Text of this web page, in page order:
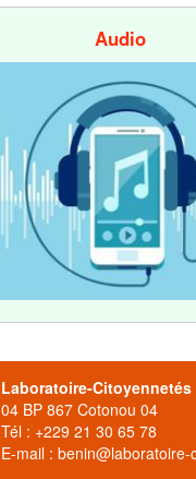
Audio
Laboratoire-Citoyennetés
04 BP 867 Cotonou 04
Tél : +229 21 30 65 78
E-mail :